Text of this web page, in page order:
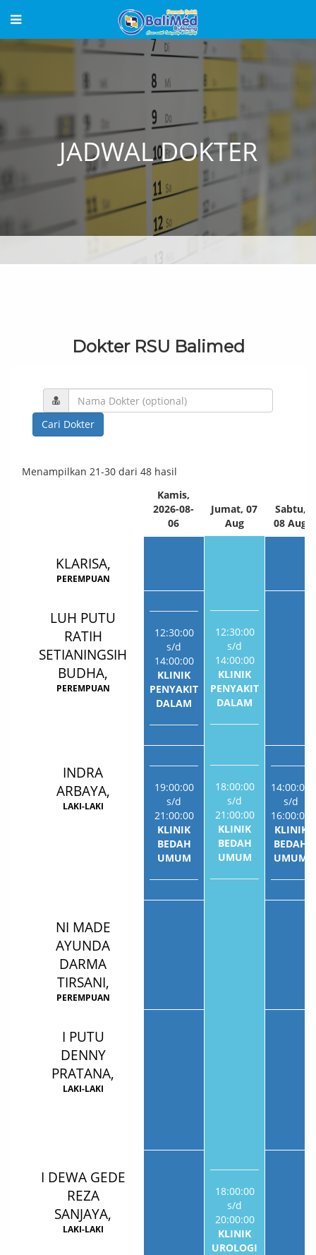
JADWAL DOKTER
Dokter RSU Balimed
Cari Dokter
Menampilkan 21-30 dari 48 hasil
Kamis,
2026-08-
06
Jumat, 07
Aug
Sabtu,
08 Aug
KLARISA,
PEREMPUAN
LUH PUTU
RATIH
SETIANINGSIH
BUDHA,
PEREMPUAN
12:30:00
s/d
14:00:00
KLINIK
PENYAKIT
DALAM
12:30:00
s/d
14:00:00
KLINIK
PENYAKIT
DALAM
INDRA
ARBAYA,
LAKI-LAKI
19:00:00
s/d
21:00:00
KLINIK
BEDAH
UMUM
18:00:00
s/d
21:00:00
KLINIK
BEDAH
UMUM
14:00:00
s/d
16:00:00
KLINIK
BEDAH
UMUM
NI MADE
AYUNDA
DARMA
TIRSANI,
PEREMPUAN
I PUTU
DENNY
PRATANA,
LAKI-LAKI
I DEWA GEDE
REZA
SANJAYA,
LAKI-LAKI
18:00:00
s/d
20:00:00
KLINIK
UROLOGI